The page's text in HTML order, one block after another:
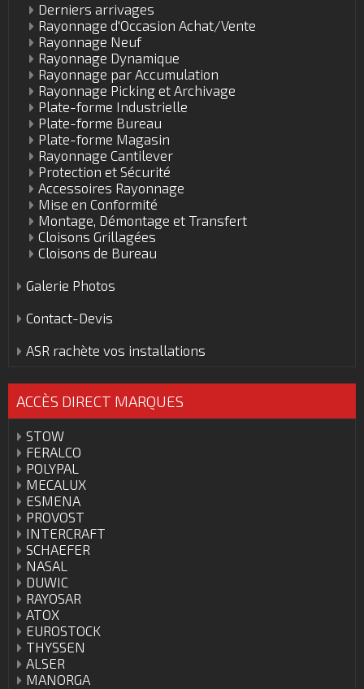
Derniers arrivages
Rayonnage d'Occasion Achat/Vente
Rayonnage Neuf
Rayonnage Dynamique
Rayonnage par Accumulation
Rayonnage Picking et Archivage
Plate-forme Industrielle
Plate-forme Bureau
Plate-forme Magasin
Rayonnage Cantilever
Protection et Sécurité
Accessoires Rayonnage
Mise en Conformité
Montage, Démontage et Transfert
Cloisons Grillagées
Cloisons de Bureau
Galerie Photos
Contact-Devis
ASR rachète vos installations
ACCÈS DIRECT MARQUES
STOW
FERALCO
POLYPAL
MECALUX
ESMENA
PROVOST
INTERCRAFT
SCHAEFER
NASAL
DUWIC
RAYOSAR
ATOX
EUROSTOCK
THYSSEN
ALSER
MANORGA